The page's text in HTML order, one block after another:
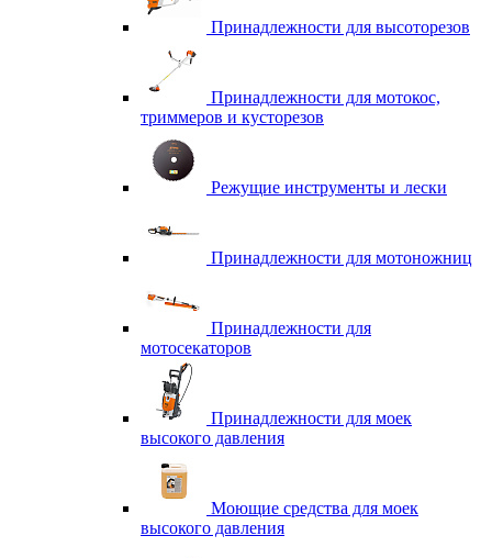
Принадлежности для высоторезов
Принадлежности для мотокос,
триммеров и кусторезов
Режущие инструменты и лески
Принадлежности для мотоножниц
Принадлежности для
мотосекаторов
Принадлежности для моек
высокого давления
Моющие средства для моек
высокого давления